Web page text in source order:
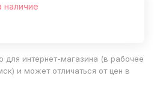
наличие
для интернет-магазина (в рабочее
и может отличаться от цен в